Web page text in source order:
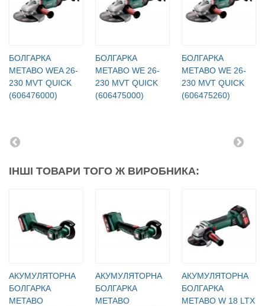
БОЛГАРКА
METABO WEA 26-
230 MVT QUICK
(606476000)
БОЛГАРКА
METABO WE 26-
230 MVT QUICK
(606475000)
БОЛГАРКА
METABO WE 26-
230 MVT QUICK
(606475260)
ІНШІ ТОВАРИ ТОГО Ж ВИРОБНИКА:
АКУМУЛЯТОРНА
БОЛГАРКА
METABO
АКУМУЛЯТОРНА
БОЛГАРКА
METABO
АКУМУЛЯТОРНА
БОЛГАРКА
METABO W 18 LTX